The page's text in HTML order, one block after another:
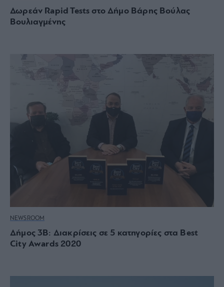
Δωρεάν Rapid Tests στο Δήμο Βάρης Βούλας
Βουλιαγμένης
NEWSROOM
Δήμος 3Β: Διακρίσεις σε 5 κατηγορίες στα Best
City Awards 2020